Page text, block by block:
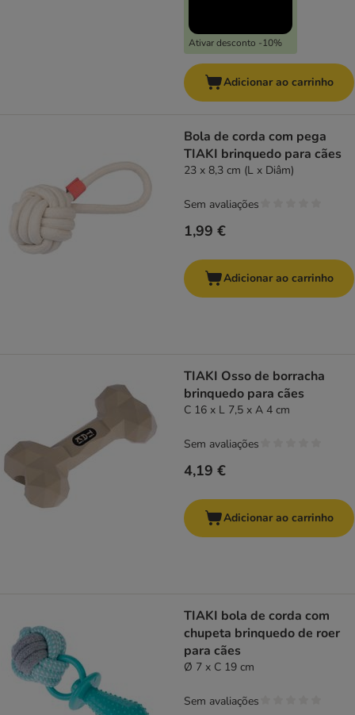
Ativar desconto -10%
Adicionar ao carrinho
Bola de corda com pega
TIAKI brinquedo para cães
23 x 8,3 cm (L x Diâm)
1,99 €
Sem avaliações
Adicionar ao carrinho
TIAKI Osso de borracha
brinquedo para cães
C 16 x L 7,5 x A 4 cm
4,19 €
Sem avaliações
Adicionar ao carrinho
TIAKI bola de corda com
chupeta brinquedo de roer
para cães
Ø 7 x C 19 cm
Sem avaliações